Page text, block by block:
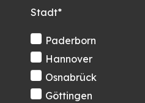
Stadt*
Paderborn
Hannover
Osnabrück
Göttingen